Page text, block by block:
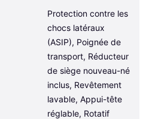
Protection contre les
chocs latéraux
(ASIP), Poignée de
transport, Réducteur
de siège nouveau-né
inclus, Revêtement
lavable, Appui-tête
réglable, Rotatif